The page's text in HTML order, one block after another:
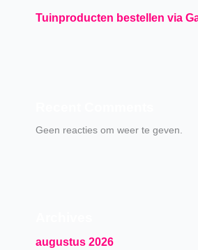
Tuinproducten bestellen via
Geen reacties om weer te geven.
augustus 2026